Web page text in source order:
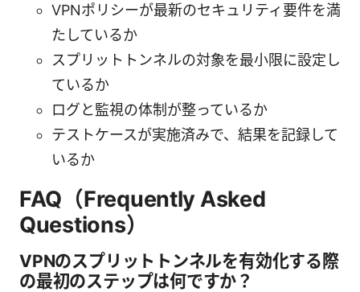
VPNポリシーが最新のセキュリティ要件を満
たしているか
スプリットトンネルの対象を最小限に設定し
ているか
ログと監視の体制が整っているか
テストケースが実施済みで、結果を記録して
いるか
FAQ（Frequently Asked
Questions）
VPNのスプリットトンネルを有効化する際
の最初のステップは何ですか？